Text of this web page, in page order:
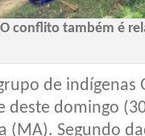
O conflito também é
de indígenas
deste domingo
(MA). Segundo